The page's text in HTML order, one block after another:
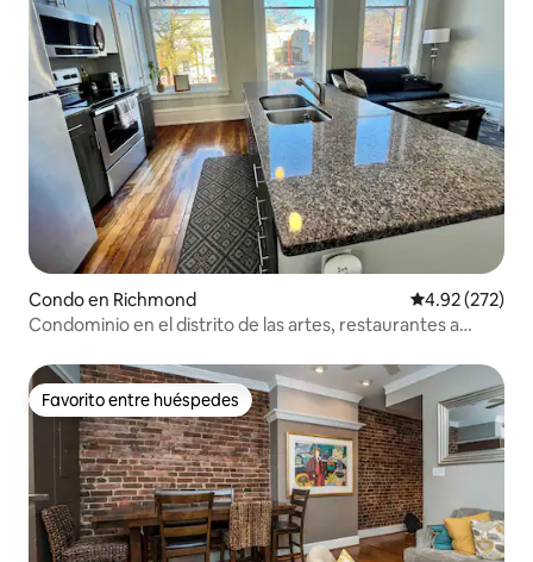
Condo en Richmond Calificación
4.92 (272)
Condominio en el distrito de las artes, restaurantes a
Favorito entre huéspedes
Favorito entre huéspedes